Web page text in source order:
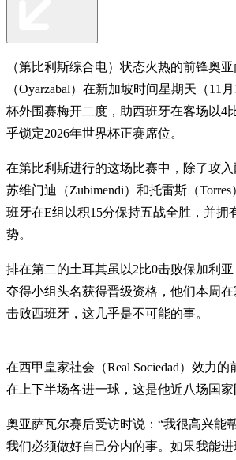
（第比利斯综合电）状态火热的前锋奥
（Oyarzabal）在新加坡时间星期天（11
杯外围赛梅开二度，助西班牙在客场以4
乎锁定2026年世界杯正赛席位。
在第比利斯进行的这场比赛中，除了攻入
苏维门迪（Zubimendi）和托雷斯（
班牙在E组以积15分保持五战全胜，并拥
势。
排在第二的土耳其虽以2比0击败保加利
夺得小组头名获得晋级资格，他们本周
击败西班牙，这几乎是不可能的事。
在西甲皇家社会（Real Sociedad）效力的
在上下半场各进一球，这是他近八场国家
奥亚萨瓦尔赛后受访时说：“我很高兴能
我们必须做好自己分内的事。如果我能